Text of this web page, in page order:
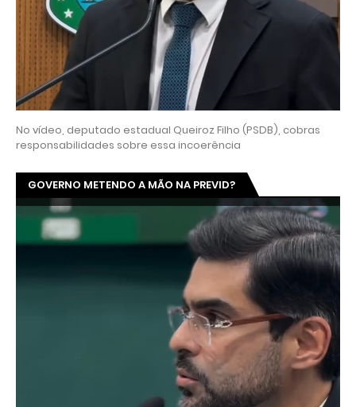
No vídeo, deputado estadual Queiroz Filho (PSDB), cobras
responsabilidades sobre essa incoerência
GOVERNO METENDO A MÃO NA PREVID?